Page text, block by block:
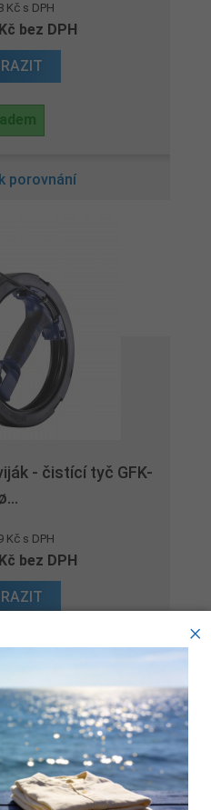
Kč s DPH
bez DPH
porovnání
- čistící tyč GFK-
Kč s DPH
bez DPH
porovnání
VE 220
souladu se zákony na vaše
cookies. Používáním
souhlas.
×